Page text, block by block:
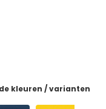
kleuren / varianten